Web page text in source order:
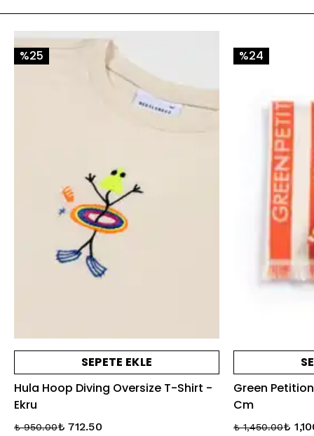
%25
SEPETE EKLE
Hula Hoop Diving Oversize T-Shirt -
Ekru
₺ 950.00₺ 712.50
%24
Green
Cm
₺ 1,450.00₺